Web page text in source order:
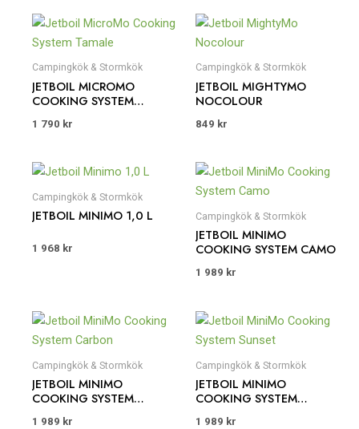
Campingkök & Stormkök
JETBOIL MICROMO
COOKING SYSTEM
1 790 kr
Campingkök & Stormkök
JETBOIL MIGHTYMO
NOCOLOUR
849 kr
Campingkök & Stormkök
JETBOIL MINIMO 1,0 L
1 968 kr
Campingkök & Stormkök
JETBOIL MINIMO
COOKING SYSTEM CAMO
1 989 kr
Campingkök & Stormkök
JETBOIL MINIMO
COOKING SYSTEM
1 989 kr
Campingkök & Stormkök
JETBOIL MINIMO
COOKING SYSTEM
1 989 kr